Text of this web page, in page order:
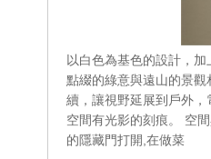
以白色為基色的設計，
點綴的綠意與遠山的景
續，讓視野延展到戶外
空間有光影的刻痕。 空
的隱藏門打開,在做菜